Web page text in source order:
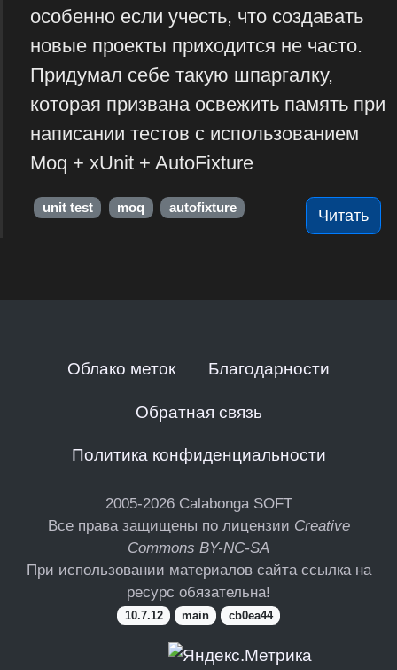
особенно если учесть, что создавать
новые проекты приходится не часто.
Придумал себе такую шпаргалку,
которая призвана освежить память при
написании тестов с использованием
Moq + xUnit + AutoFixture
Читать
unit test moq autofixture
Облако меток Благодарности
Обратная связь
Политика конфиденциальности
2005-2026 Calabonga SOFT
Все права защищены по лицензии Creative
Commons BY-NC-SA
При использовании материалов сайта ссылка на
ресурс обязательна!
10.7.12 main cb0ea44